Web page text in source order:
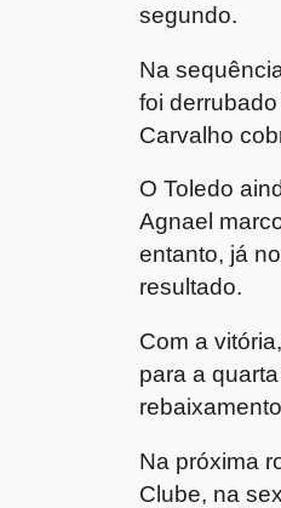
segundo.
Na
foi
Carvalho
O Toledo
Agnael
entanto, já
resultado.
Com a
para a
Na próxima
Clube, na